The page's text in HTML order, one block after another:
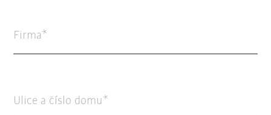
Firma
Ulice a číslo domu